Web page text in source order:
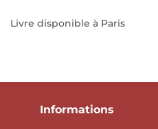
Livre disponible à Paris
Informations